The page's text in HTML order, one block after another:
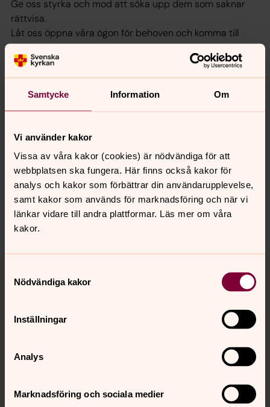
Samtycke Information Om
Vi använder kakor
Vissa av våra kakor (cookies) är nödvändiga för att
webbplatsen ska fungera. Här finns också kakor för
analys och kakor som förbättrar din användarupplevelse,
samt kakor som används för marknadsföring och när vi
länkar vidare till andra plattformar. Läs mer om våra
kakor.
Nödvändiga kakor
Inställningar
Analys
Marknadsföring och sociala medier
Ge oss styrka och mod att söka upp dem som saknar
rättvisa.
Låt oss öppna våra ögon för behoven och komma till
undsättning.
Samla oss genom din helige Ande till den flock som hör
till Jesus Kristus, vår herde. Amen.”
Här kan du läsa mer om Böneveckan 2023.
Senast ändrad 18 januari 2023
Synpunkter eller frågor på sidans
innehåll?
vasteras.stift@svenskakyrkan.se
Kontakt